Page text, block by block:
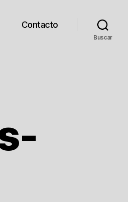
Contacto
Buscar